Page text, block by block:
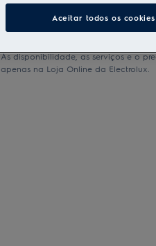
Devolução ampliada até 30 dias
As disponibilidade, as serviços e o
apenas na Loja Online da Electrolux.
Aceitar todos os cookies